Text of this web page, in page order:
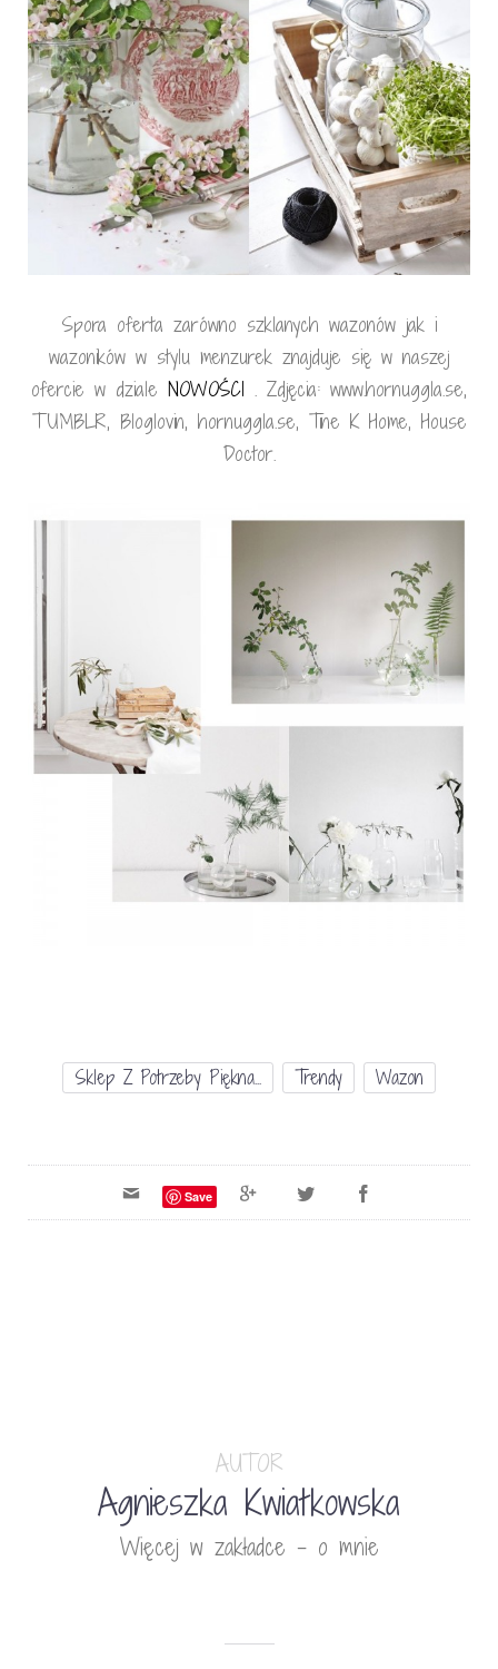
Spora oferta zarówno szklanych wazonów jak i
wazoników w stylu menzurek znajduje się w naszej
ofercie w dziale NOWOŚCI . Zdjęcia: www.hornuggla.se,
TUMBLR, Bloglovin, hornuggla.se, Tine K Home, House
Doctor.
Sklep Z Potrzeby Piękna... Trendy Wazon
Save
AUTOR
Agnieszka Kwiatkowska
Więcej w zakładce - o mnie